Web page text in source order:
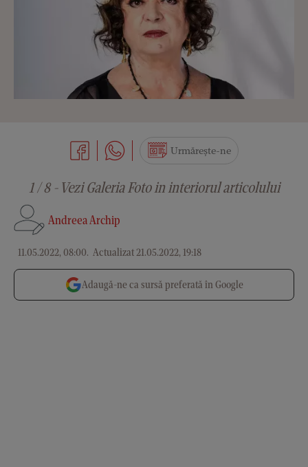
Andreea Archip
11.05.2022, 08:00. Actualizat 21.05.2022, 19:18
Urmărește-ne
1 / 8 - Vezi Galeria Foto in interiorul articolului
Adaugă-ne ca sursă preferată în Google